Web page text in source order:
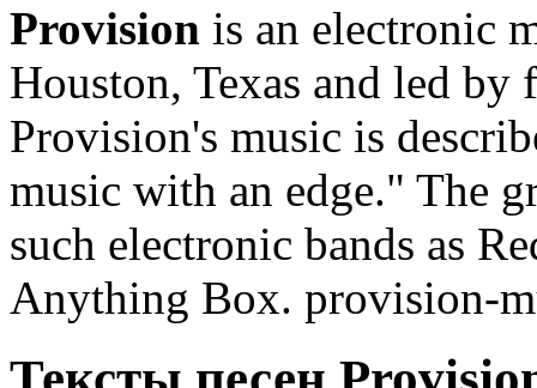
Provision is an electronic
Houston, Texas and led
Provision's music is
music with an edge." The
such electronic bands as
Anything Box. provision-